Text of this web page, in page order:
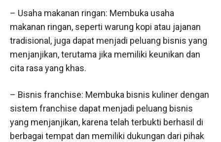
– Usaha makanan ringan: Membuka usaha
makanan ringan, seperti warung kopi atau jajanan
tradisional, juga dapat menjadi peluang bisnis yang
menjanjikan, terutama jika memiliki keunikan dan
cita rasa yang khas.
– Bisnis franchise: Membuka bisnis kuliner dengan
sistem franchise dapat menjadi peluang bisnis
yang menjanjikan, karena telah terbukti berhasil di
berbagai tempat dan memiliki dukungan dari pihak